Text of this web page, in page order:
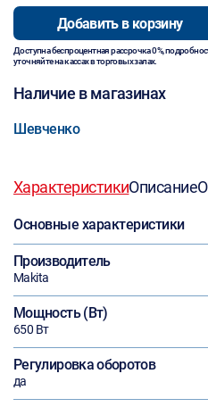
Добавить в корзину
Доступна беспроцентная рассрочка 0%,
уточняйте на кассах в торговых залах.
Наличие в магазинах
Шевченко
ХарактеристикиОписание
Основные характеристики
Производитель
Makita
Мощность (Вт)
650 Вт
Регулировка оборотов
да